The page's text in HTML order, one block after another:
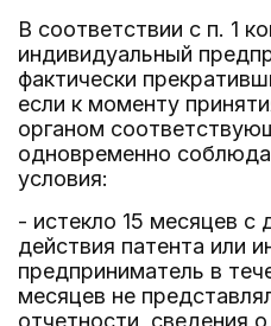
В соответствии с п. 1
индивидуальный
фактически
если к моменту
органом
одновременно
условия:
- истекло 15 месяцев с
действия патента или
предприниматель в
месяцев не
отчетности, сведения